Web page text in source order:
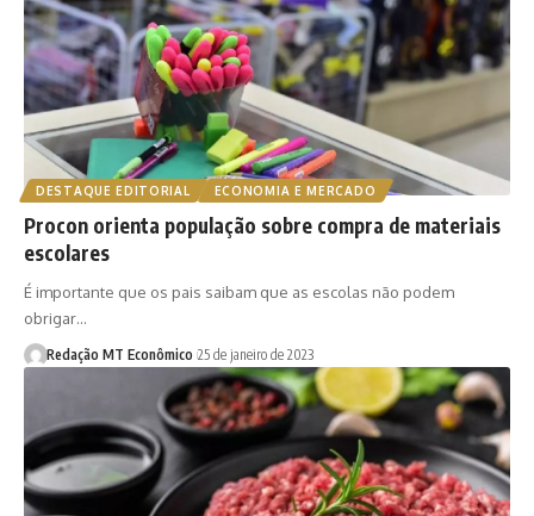
DESTAQUE EDITORIAL ECONOMIA E MERCADO
Procon orienta população sobre compra de materiais
escolares
É importante que os pais saibam que as escolas não podem
obrigar…
Redação MT Econômico 25 de janeiro de 2023